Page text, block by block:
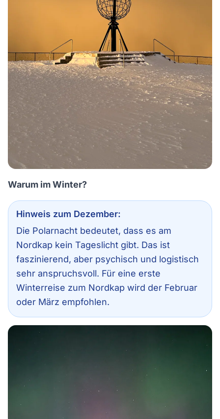
Warum im Winter?
Hinweis zum Dezember:
Die Polarnacht bedeutet, dass es am
Nordkap kein Tageslicht gibt. Das ist
faszinierend, aber psychisch und logistisch
sehr anspruchsvoll. Für eine erste
Winterreise zum Nordkap wird der Februar
oder März empfohlen.